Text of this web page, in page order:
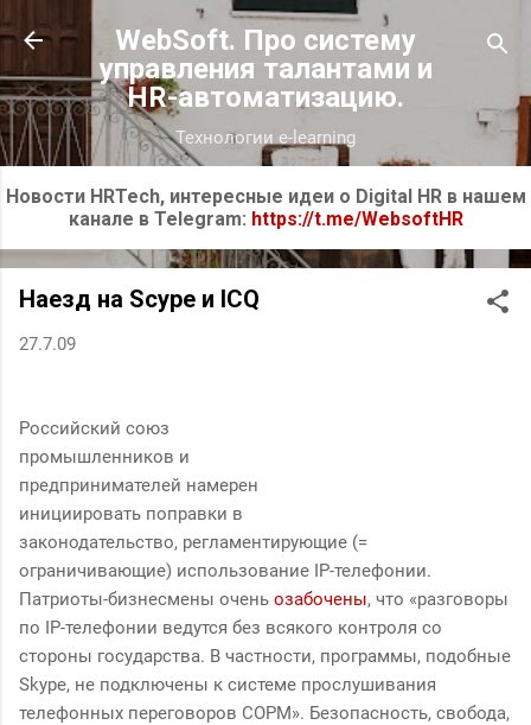
К основному контенту
WebSoft. Про систему
управления талантами и
HR-автоматизацию.
Технологии e-learning
Новости HRTech, интересные идеи о Digital HR в нашем
канале в Telegram: https://t.me/WebsoftHR
Наезд на Scype и IСQ
27.7.09
Российский союз
промышленников и
предпринимателей намерен
инициировать поправки в
законодательство, регламентирующие (=
ограничивающие) использование IP-телефонии.
Патриоты-бизнесмены очень озабочены, что «разговоры
по IP-телефонии ведутся без всякого контроля со
стороны государства. В частности, программы, подобные
Skype, не подключены к системе прослушивания
телефонных переговоров СОРМ». Безопасность, свобода,